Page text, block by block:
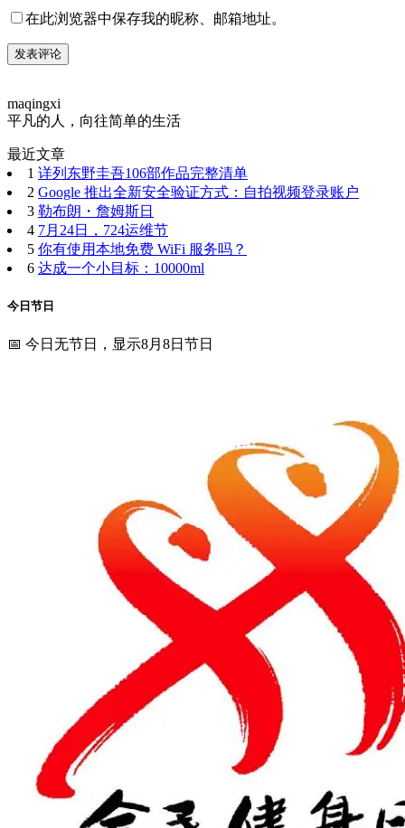
在此浏览器中保存我的昵称、邮箱地址。
maqingxi
平凡的人，向往简单的生活
最近文章
1 详列东野圭吾106部作品完整清单
2 Google 推出全新安全验证方式：自拍视频登录账户
3 勒布朗・詹姆斯日
4 7月24日，724运维节
5 你有使用本地免费 WiFi 服务吗？
6 达成一个小目标：10000ml
今日节日
📅 今日无节日，显示8月8日节日